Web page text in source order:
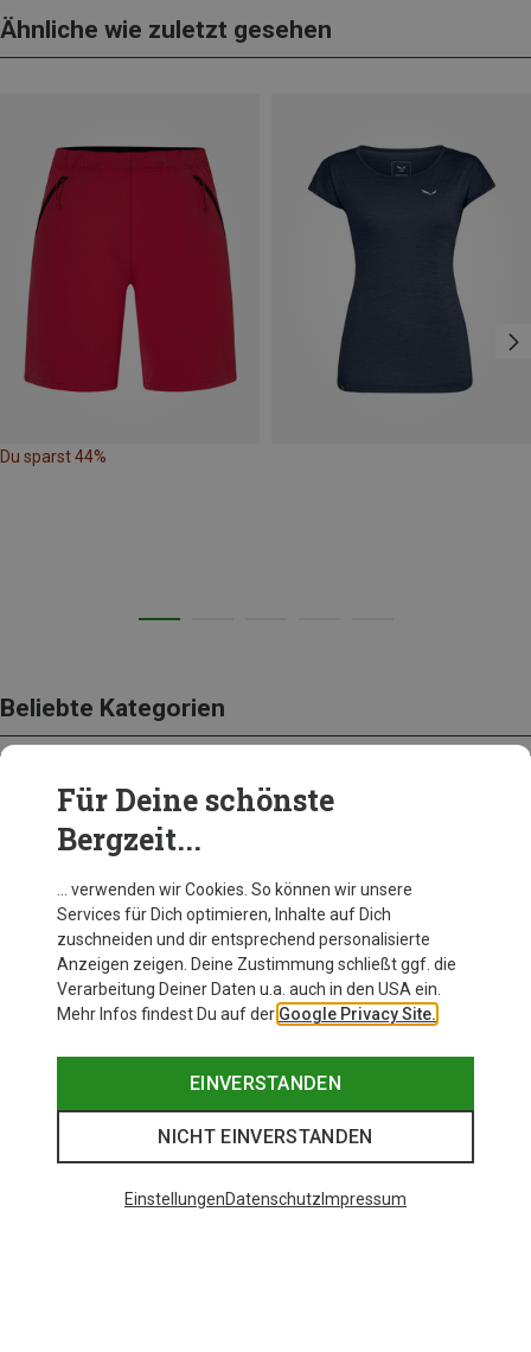
Ähnliche wie zuletzt gesehen
Du sparst 44%
Beliebte Kategorien
BEKLEIDUNG
Für Deine schönste
Bergzeit...
… verwenden wir Cookies. So können wir unsere
Services für Dich optimieren, Inhalte auf Dich
zuschneiden und dir entsprechend personalisierte
Anzeigen zeigen. Deine Zustimmung schließt ggf. die
Verarbeitung Deiner Daten u.a. auch in den USA ein.
Mehr Infos findest Du auf der Google Privacy Site.
EINVERSTANDEN
NICHT EINVERSTANDEN
EinstellungenDatenschutz Impressum